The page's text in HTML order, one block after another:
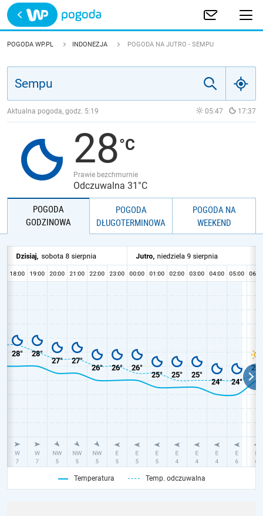
Trwa ładowanie
POLSKA
JAKOŚĆ POWIETRZA
POGODA WP.PL INDONEZJA POGODA NA JUTRO - SEMPU
Aktualna pogoda, godz. 5:19 05:47 17:37
28
Prawie bezchmurnie
Odczuwalna 31°C
POGODA
GODZINOWA
POGODA
DŁUGOTERMINOWA
POGODA NA
WEEKEND
Temperatura Temp. odczuwalna